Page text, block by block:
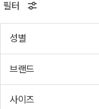
필터
성별
브랜드
사이즈